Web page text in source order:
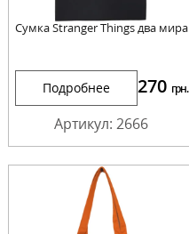
Сумка Stranger Things два мира
Подробнее 270 грн.
Артикул: 2666